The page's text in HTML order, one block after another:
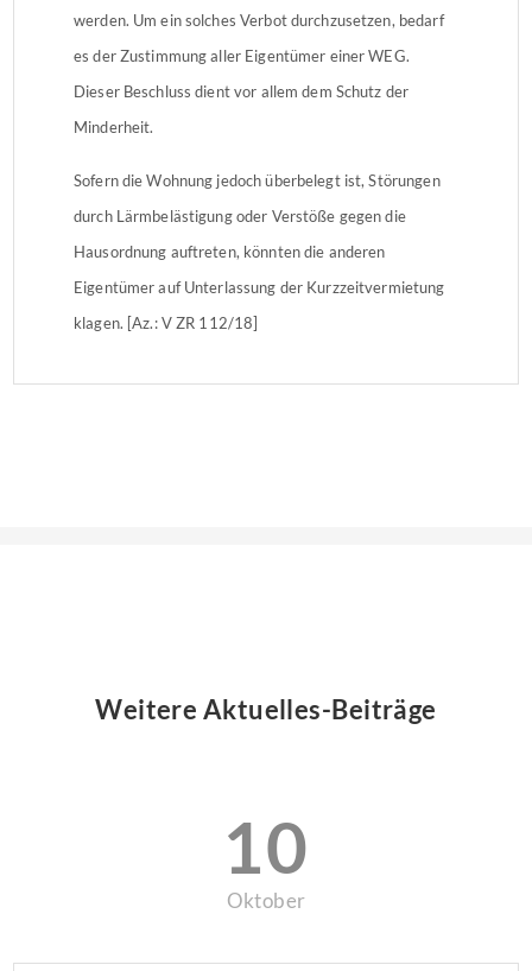
werden. Um ein solches Verbot durchzusetzen, bedarf
es der Zustimmung aller Eigentümer einer WEG.
Dieser Beschluss dient vor allem dem Schutz der
Minderheit.
Sofern die Wohnung jedoch überbelegt ist, Störungen
durch Lärmbelästigung oder Verstöße gegen die
Hausordnung auftreten, könnten die anderen
Eigentümer auf Unterlassung der Kurzzeitvermietung
klagen. [Az.: V ZR 112/18]
Weitere Aktuelles-Beiträge
10
Oktober